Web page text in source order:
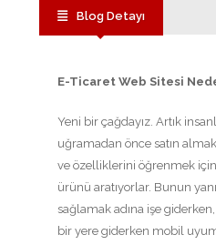
Blog Detayı
E-Ticaret Web Sitesi
Yeni bir çağdayız. Artık
uğramadan önce satın
ve özelliklerini öğrenmek için
ürünü aratıyorlar. Bunun
sağlamak adına işe giderken,
bir yere giderken mobil